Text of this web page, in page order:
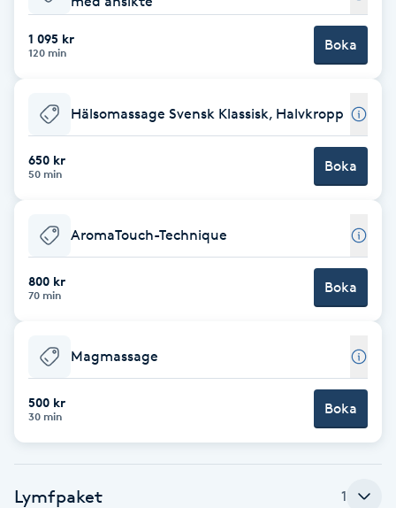
Babylights
Balayage
Barber
Barnklippning
BIAB
Blowout
Bottenfärg
1 095 kr
120 min Boka
Hälsomassage Svensk Klassisk, Halvkropp
650 kr
50 min Boka
AromaTouch-Technique
800 kr
70 min Boka
Magmassage
500 kr
30 min Boka
Lymfpaket 1